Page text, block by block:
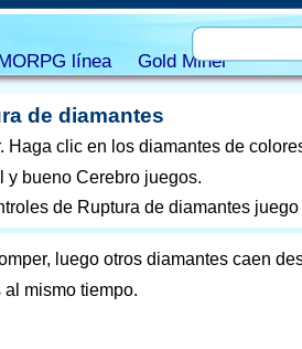
de diamantes
clic en los diamantes de
y bueno Cerebro juegos.
de Ruptura de diamantes juego
luego otros diamantes caen
mismo tiempo.
línea Gold Miner